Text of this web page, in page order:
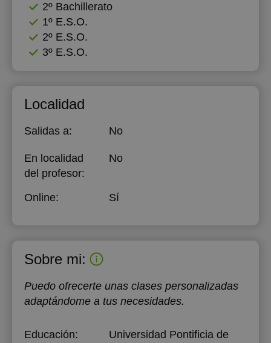
2º Bachillerato
1º E.S.O.
2º E.S.O.
3º E.S.O.
Localidad
Salidas a: No
En localidad
del profesor:
No
Online: Sí
Sobre mi:
Puedo ofrecerte unas clases personalizadas
adaptándome a tus necesidades.
Educación:
Universidad Pontificia de